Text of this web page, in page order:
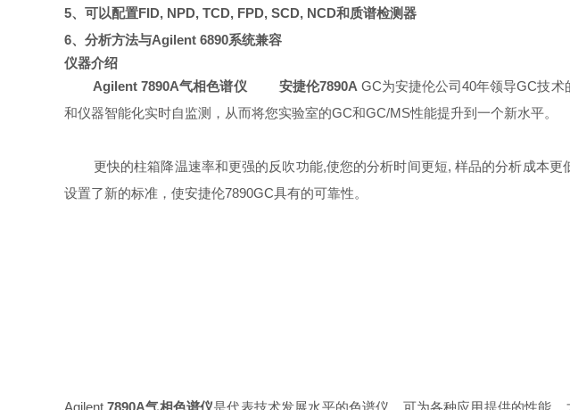
5、可以配置FID, NPD, TCD, FPD, SCD, NCD和质谱检测器
6、分析方法与Agilent 6890系统兼容
仪器介绍
Agilent 7890A气相色谱仪 安捷伦7890A GC为安捷伦公司40年领导GC技
和仪器智能化实时自监测，从而将您实验室的GC和GC/MS性能提升到一个新水平。
更快的柱箱降温速率和更强的反吹功能,使您的分析时间更短, 样品的分析成本更
设置了新的标准，使安捷伦7890GC具有的可靠性。
Agilent7890A气相色谱仪是代表技术发展水平的色谱仪，可为各种应用提供的性能